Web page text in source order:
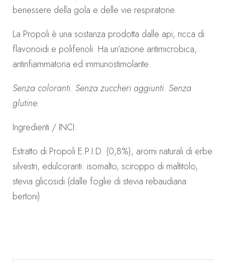
benessere della gola e delle vie respiratorie.
La Propoli è una sostanza prodotta dalle api, ricca di
flavonoidi e polifenoli. Ha un’azione antimicrobica,
antinfiammatoria ed immunostimolante.
Senza coloranti. Senza zuccheri aggiunti. Senza
glutine.
Ingredienti / INCI:
Estratto di Propoli E.P.I.D. (0,8%), aromi naturali di erbe
silvestri, edulcoranti: isomalto, sciroppo di maltitolo,
stevia glicosidi (dalle foglie di stevia rebaudiana
bertoni)